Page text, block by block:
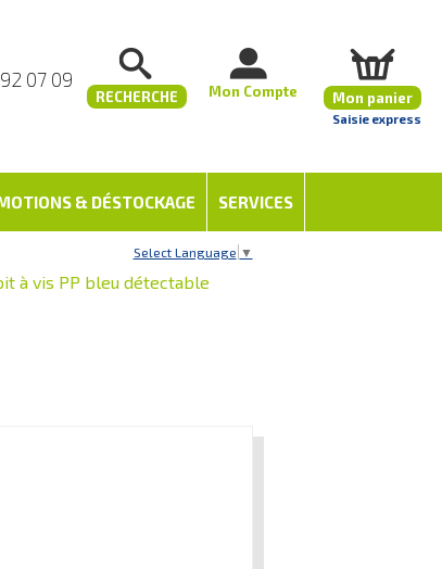
07 09
RECHERCHE Mon Compte Mon panier
Saisie express
& DÉSTOCKAGE SERVICES
Select Language ▼
à vis PP bleu détectable